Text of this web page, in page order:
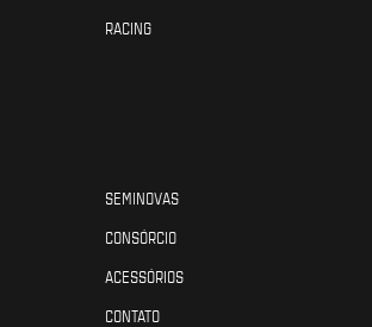
RACING
SEMINOVAS
CONSÓRCIO
ACESSÓRIOS
CONTATO